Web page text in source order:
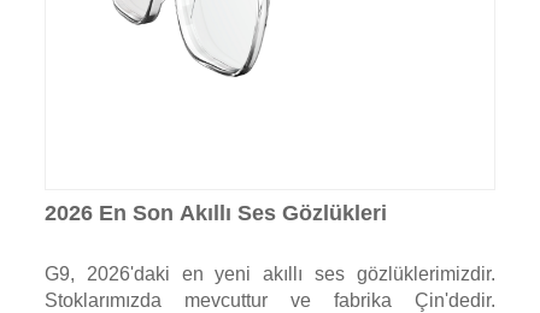
2026 En Son Akıllı Ses Gözlükleri
G9, 2026'daki en yeni akıllı ses gözlüklerimizdir.
Stoklarımızda mevcuttur ve fabrika Çin'dedir.